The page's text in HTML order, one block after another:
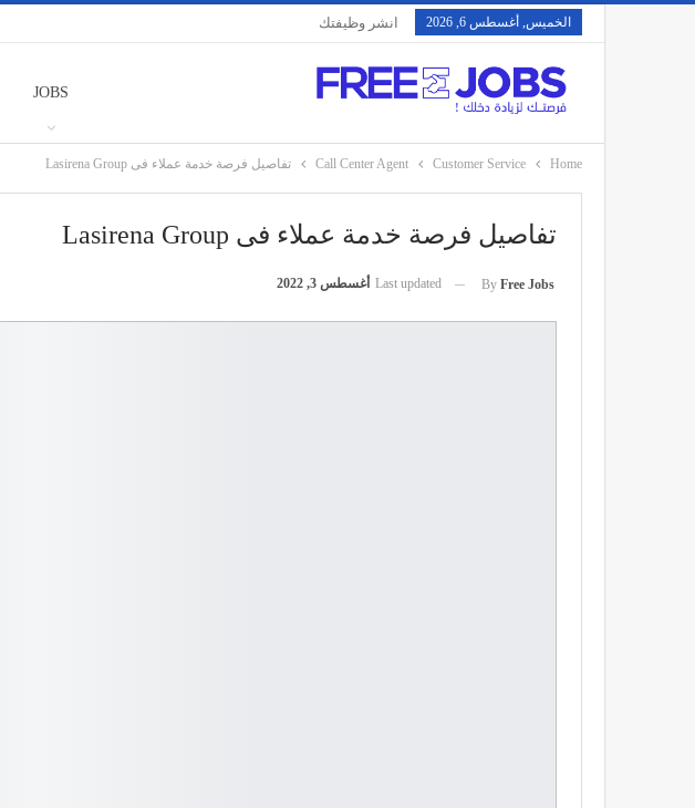
الخميس, أغسطس 6, 2026 انشر وظيفتك
JOBS
Home
Customer Service
Call Center Agent تفاصيل فرصة خدمة عملاء فى Lasirena Group
تفاصيل فرصة خدمة عملاء فى Lasirena Group
By Free Jobs
Last updated أغسطس 3, 2022